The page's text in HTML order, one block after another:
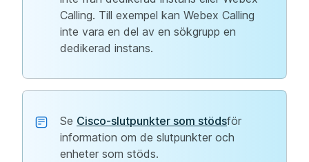
Calling. Till exempel kan Webex Calling
inte vara en del av en sökgrupp en
dedikerad instans.
Se Cisco-slutpunkter som stödsför
information om de slutpunkter och
enheter som stöds.